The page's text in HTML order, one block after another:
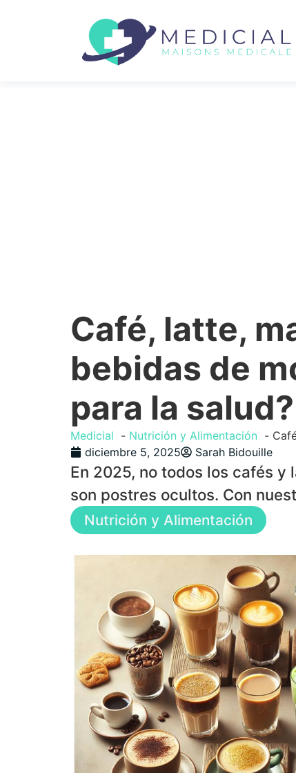
Café, latte,
bebidas de
para la salud?
Medicial Nutrición y Alimentación
diciembre 5, 2025
Sarah Bidouille
En 2025, no todos los cafés
son postres ocultos. Con
Nutrición y Alimentación